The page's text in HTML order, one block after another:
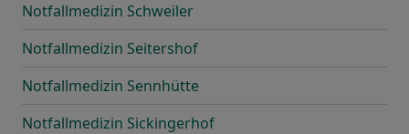
Notfallmedizin Schweiler
Notfallmedizin Seitershof
Notfallmedizin Sennhütte
Notfallmedizin Sickingerhof